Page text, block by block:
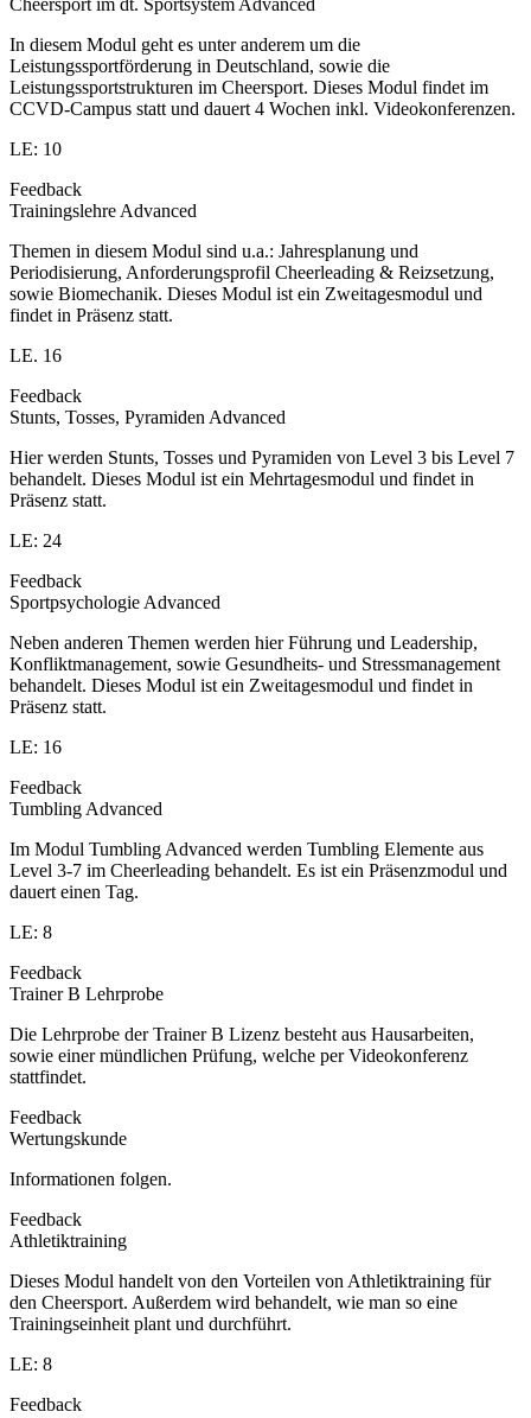
Cheersport im dt. Sportsystem Advanced
In diesem Modul geht es unter anderem um die
Leistungssportförderung in Deutschland, sowie die
Leistungssportstrukturen im Cheersport. Dieses Modul findet im
CCVD-Campus statt und dauert 4 Wochen inkl. Videokonferenzen.
LE: 10
Feedback
Trainingslehre Advanced
Themen in diesem Modul sind u.a.: Jahresplanung und
Periodisierung, Anforderungsprofil Cheerleading & Reizsetzung,
sowie Biomechanik. Dieses Modul ist ein Zweitagesmodul und
findet in Präsenz statt.
LE. 16
Feedback
Stunts, Tosses, Pyramiden Advanced
Hier werden Stunts, Tosses und Pyramiden von Level 3 bis Level 7
behandelt. Dieses Modul ist ein Mehrtagesmodul und findet in
Präsenz statt.
LE: 24
Feedback
Sportpsychologie Advanced
Neben anderen Themen werden hier Führung und Leadership,
Konfliktmanagement, sowie Gesundheits- und Stressmanagement
behandelt. Dieses Modul ist ein Zweitagesmodul und findet in
Präsenz statt.
LE: 16
Feedback
Tumbling Advanced
Im Modul Tumbling Advanced werden Tumbling Elemente aus
Level 3-7 im Cheerleading behandelt. Es ist ein Präsenzmodul und
dauert einen Tag.
LE: 8
Feedback
Trainer B Lehrprobe
Die Lehrprobe der Trainer B Lizenz besteht aus Hausarbeiten,
sowie einer mündlichen Prüfung, welche per Videokonferenz
stattfindet.
Feedback
Wertungskunde
Informationen folgen.
Feedback
Athletiktraining
Dieses Modul handelt von den Vorteilen von Athletiktraining für
den Cheersport. Außerdem wird behandelt, wie man so eine
Trainingseinheit plant und durchführt.
LE: 8
Feedback